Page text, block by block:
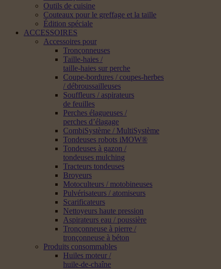
Outils de cuisine
Couteaux pour le greffage et la taille
Édition spéciale
ACCESSOIRES
Accessoires pour
Tronçonneuses
Taille-haies /
taille-haies sur perche
Coupe-bordures / coupes-herbes
/ débroussailleuses
Souffleurs / aspirateurs
de feuilles
Perches élagueuses /
perches d’élagage
CombiSystème / MultiSystème
Tondeuses robots iMOW®
Tondeuses à gazon /
tondeuses mulching
Tracteurs tondeuses
Broyeurs
Motoculteurs / motobineuses
Pulvérisateurs / atomiseurs
Scarificateurs
Nettoyeurs haute pression
Aspirateurs eau / poussière
Tronçonneuse à pierre /
tronçonneuse à béton
Produits consommables
Huiles moteur /
huile-de-chaîne